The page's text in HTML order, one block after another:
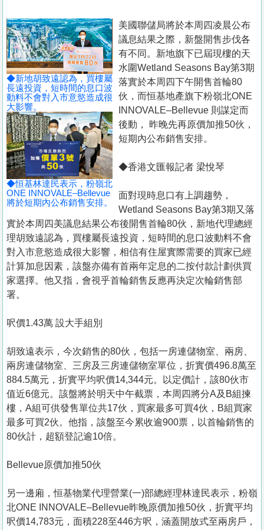
置
業
手
冊
關
於
我
們
◆新地胡致遠認為，買樓屬
長遠投資，短時間的息口波
動料不會對入市意慾造成很
大影響。
◆恒基林達民表示，粉嶺北
ONE INNOVALE–Bellevue
將於短期內公布銷售安排。
美國聯儲局將於本周四凌晨公布
議息結果之際，新盤開售步伐各
有不同。新地旗下已屆現樓的天
水圍Wetland Seasons Bay第3期
落實於本周四下午開售首輪80
伙，而恒基地產旗下粉嶺北ONE
INNOVALE–Bellevue 則謀定而
後動， 昨晚先再原價加推50伙，
短期內公布銷售安排。
◆香港文匯報記者 梁悅琴
面對現時息口有上調趨勢，
Wetland Seasons Bay第3期又落
實於本周四美議息結果公布後開售首輪80伙，新地代理總經
理胡致遠認為，買樓屬長遠投資，短時間的息口波動料不會
對入市意慾造成很大影響，相信有住屋實際需要的買家已經
計算加息因素，該盤亦備有首兩年定息的二按付款計劃供買
家選擇。他又指，會視乎首輪銷售反應再決定次輪銷售部
署。
呎價1.43萬 設大手組別
胡致遠表示，今次銷售的80伙，包括一房連儲物室、兩房、
兩房連儲物室、三房及三房連儲物室單位，折實價496.8萬至
884.5萬元，折實平均呎價14,344元。以定價計，該80伙市
值近6億元。該盤將於明天中午截票，本周四將分A及B組揀
樓，A組可供發售單位共17伙，買家最多可買4伙，B組買家
最多可買2伙。他指，該盤至今累收逾900票，以首輪銷售的
80伙計，超額登記逾10倍。
Bellevue原價加推50伙
另一邊廂，恒基物業代理營業(一)部總經理林達民表示，粉嶺
北ONE INNOVALE–Bellevue昨晚原價加推50伙，折實平均
呎價14,783元，面積228至446方呎，涵蓋開放式至兩房戶，